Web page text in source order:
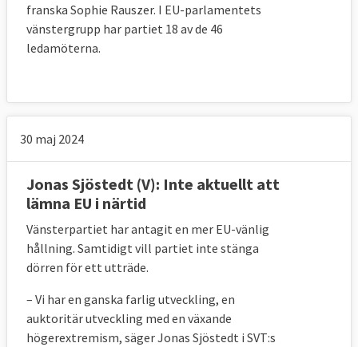
franska Sophie Rauszer. I EU-parlamentets
vänstergrupp har partiet 18 av de 46
ledamöterna.
30 maj 2024
Jonas Sjöstedt (V): Inte aktuellt att
lämna EU i närtid
Vänsterpartiet har antagit en mer EU-vänlig
hållning. Samtidigt vill partiet inte stänga
dörren för ett utträde.
– Vi har en ganska farlig utveckling, en
auktoritär utveckling med en växande
högerextremism, säger Jonas Sjöstedt i SVT:s